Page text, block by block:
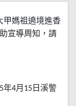
甲媽祖遶境進香
宣導周知，請
年4月 15 日溪警